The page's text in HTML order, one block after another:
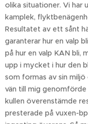
olika situationer. Vi har
kamplek,
Resultatet av ett sånt
garanterar hur en valp
på hur en valp KAN bli,
upp i mycket i hur den
som formas av sin
vän till mig
kullen överenstämde
presterade på vuxen-